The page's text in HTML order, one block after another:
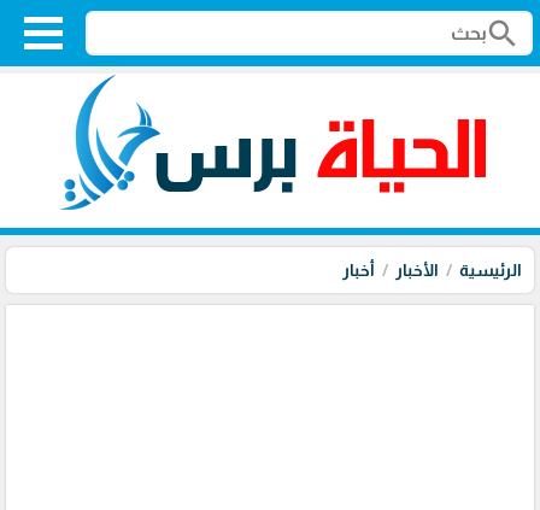
search
الرئيسية الأخبار أخبار